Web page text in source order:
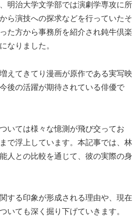
明治大学文学部では演劇学専攻に所
ら演技への探求などを行っていたそ
た方から事務所を紹介され鈍牛倶楽
なりました。
えてきてり漫画が原作である実写映
後の活躍が期待されている俳優で
いては様々な憶測が飛び交ってお
で浮上しています。本記事では、林
人との比較を通じて、彼の実際の身
する印象が形成される理由や、現在
いても深く掘り下げていきます。